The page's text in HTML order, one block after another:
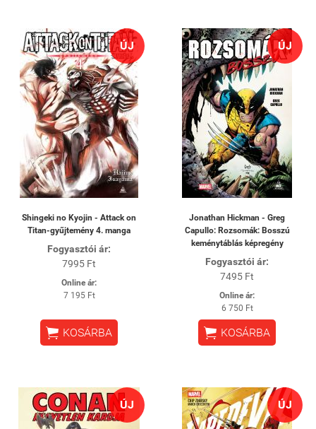
ÚJ
Shingeki no Kyojin - Attack on
Titan-gyűjtemény 4. manga
Fogyasztói ár:
7995 Ft
Online ár:
7 195 Ft
 KOSÁRBA
ÚJ
Jonathan Hickman - Greg
Capullo: Rozsomák: Bosszú
keménytáblás képregény
Fogyasztói ár:
7495 Ft
Online ár:
6 750 Ft
 KOSÁRBA
ÚJ ÚJ